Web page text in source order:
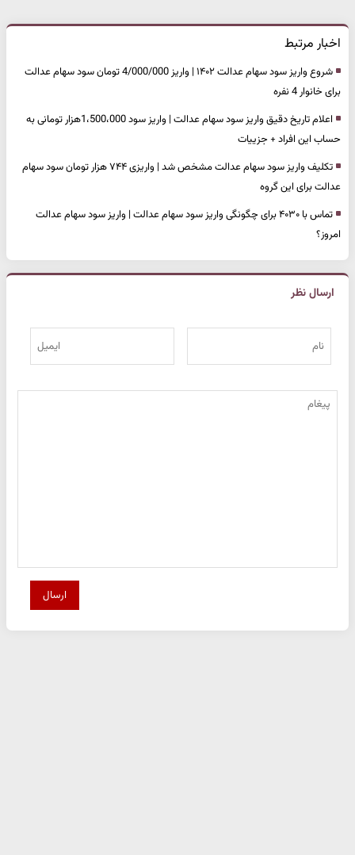
اخبار مرتبط
شروع واریز سود سهام عدالت ۱۴۰۲ | واریز 4/000/000 تومان سود سهام عدالت
برای خانوار 4 نفره
اعلام تاریخ دقیق واریز سود سهام عدالت | واریز سود 1،500،000هزار تومانی به
حساب این افراد + جزییات
تکلیف واریز سود سهام عدالت مشخص شد | واریزی ۷۴۴ هزار تومان سود سهام
عدالت برای این گروه
تماس با ۴۰۳۰ برای چگونگی واریز سود سهام عدالت | واریز سود سهام عدالت
امروز؟
ارسال نظر
ارسال